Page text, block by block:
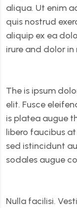
aliqua. Ut enim
quis nostrud
aliquip ex ea
irure and dolor in
The is ipsum
elit. Fusce
is platea augue
libero faucibus
sed istincidunt
sodales augue
Nulla facilisi.